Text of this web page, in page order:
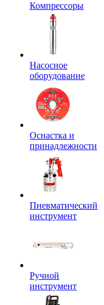
Компрессоры
Насосное
оборудование
Оснастка и
принадлежности
Пневматический
инструмент
Ручной
инструмент